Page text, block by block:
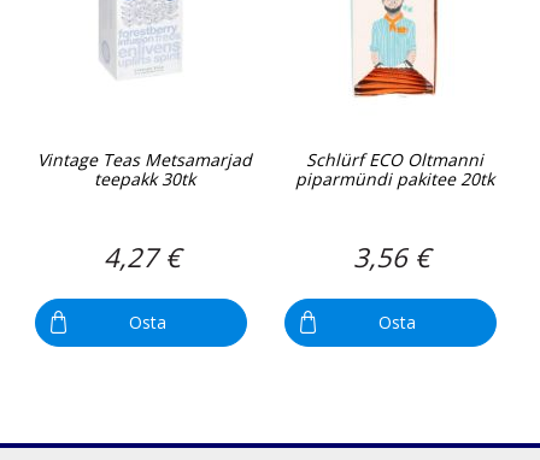
Vintage Teas Metsamarjad
teepakk 30tk
4,27 €
Osta
Schlürf ECO Oltmanni
piparmündi pakitee 20tk
3,56 €
Osta